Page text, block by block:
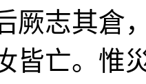
厥志其倉
皆亡。惟